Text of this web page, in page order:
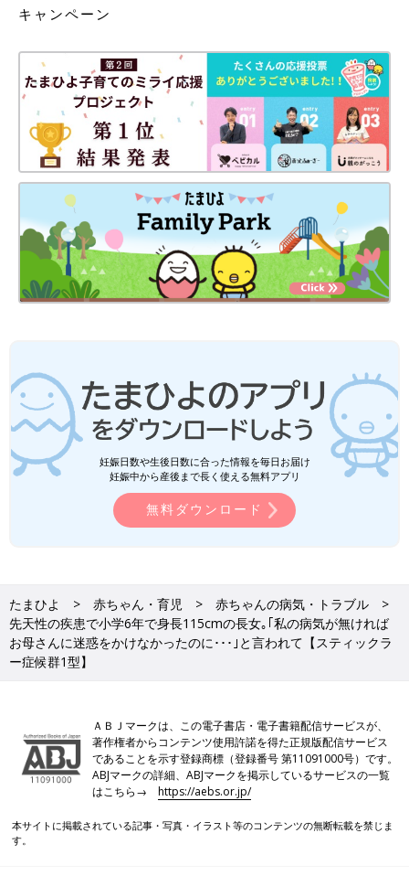
――絵本を作ろうと思った理由を教えてください。
まどか まわりの人に、病気のことをわかってほしいという思い
からです。
らんの病気のことは、保育園の入園申し込みや小学校入学のとき
はもちろん、新年度になって担任の先生が変わるたびに説明する
のですが、まれな病気で、すぐに理解を得るのは難しいです。ま
た口頭で説明しても難しい話になってしまって･･･。
そのため病気の説明や症状のこと、みんなに理解してほしいこと
などを、絵本で伝えようと思ったんです。
――作・絵は、まどかさんなんですね。
まどか 私は、以前、スポーツメーカーで働いていて広報をして
ている2型コラーゲン異常症患者・家族の会のメンバーから「言
葉がかたいよ。もっとかみくだこう！」などと言われて、何度か
書き直しました。
――まどかさん自身、子どもたちに絵本の読み聞かせをしたりも
しているのでしょうか。
まどか 私は小学校のボランティアで、読み聞かせ活動をしてい
将来は、服飾関係の仕事をすることが夢
キャンペーン
妊娠日数や生後日数に合った情報を毎日お届け
妊娠中から産後まで長く使える無料アプリ
無料ダウンロード
たまひよ 赤ちゃん・育児
赤ちゃんの病気・トラブル
先天性の疾患で小学6年で身長115cmの長女｡｢私の病気が無ければ
お母さんに迷惑をかけなかったのに･･･｣と言われて【スティックラ
ー症候群1型】
ＡＢＪマークは、この電子書店・電子書籍配信サービスが、
著作権者からコンテンツ使用許諾を得た正規版配信サービス
であることを示す登録商標（登録番号 第11091000号）です。
ABJマークの詳細、ABJマークを掲示しているサービスの一覧
はこちら→https://aebs.or.jp/
本サイトに掲載されている記事・写真・イラスト等のコンテンツの無断転載を禁じま
す。